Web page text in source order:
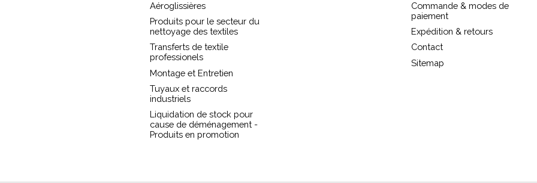
Aéroglissières
Produits pour le secteur du
nettoyage des textiles
Transferts de textile
professionels
Montage et Entretien
Tuyaux et raccords
industriels
Liquidation de stock pour
cause de déménagement -
Produits en promotion
Commande & modes de
paiement
Expédition & retours
Contact
Sitemap